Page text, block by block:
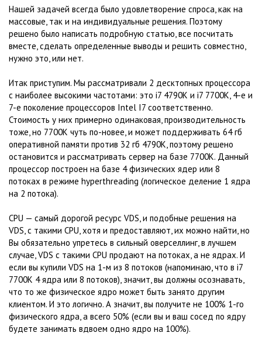
Нашей задачей всегда было удовлетворение спроса, как на
массовые, так и на индивидуальные решения. Поэтому
решено было написать подробную статью, все посчитать
вместе, сделать определенные выводы и решить совместно,
нужно это, или нет.
Итак приступим. Мы рассматривали 2 десктопных процессора
с наиболее высокими частотами: это i7 4790K и i7 7700K, 4-е и
7-е поколение процессоров Intel I7 соответственно.
Стоимость у них примерно одинаковая, производительность
тоже, но 7700K чуть по-новее, и может поддерживать 64 гб
оперативной памяти против 32 гб 4790K, поэтому решено
остановится и рассматривать сервер на базе 7700K. Данный
процессор построен на базе 4 физических ядер или 8
потоках в режиме hyperthreading (логическое деление 1 ядра
на 2 потока).
CPU — самый дорогой ресурс VDS, и подобные решения на
VDS, с такими CPU, хотя и предоставляют, их можно найти, но
Вы обязательно упретесь в сильный оверселлинг, в лучшем
случае, VDS с такими CPU продают на потоках, а не ядрах. И
если вы купили VDS на 1-м из 8 потоков (напоминаю, что в i7
7700K 4 ядра или 8 потоков), значит, вы должны осознавать,
что то же физическое ядро может быть занято другим
клиентом. И это логично. А значит, вы получите не 100% 1-го
физического ядра, а всего 50% (если вы и ваш сосед по ядру
будете занимать вдвоем одно ядро на 100%).